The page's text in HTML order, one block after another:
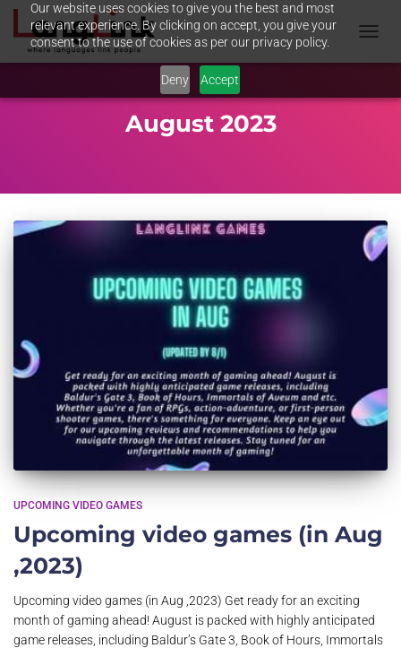
Our website uses cookies to give you the best and most
relevant experience. By clicking on accept, you give your
consent to the use of cookies as per our privacy policy.
Deny Accept
August 2023
UPCOMING VIDEO GAMES
Upcoming video games (in Aug
,2023)
Upcoming video games (in Aug ,2023) Get ready for an exciting
month of gaming ahead! August is packed with highly anticipated
game releases, including Baldur’s Gate 3, Book of Hours, Immortals